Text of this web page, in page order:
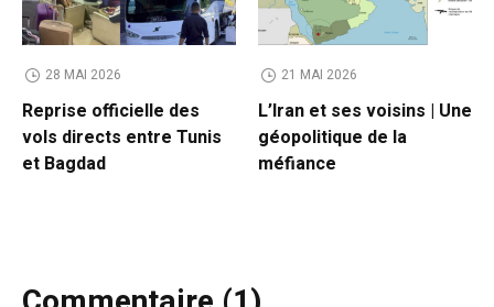
28 MAI 2026
Reprise officielle des
vols directs entre Tunis
et Bagdad
21 MAI 2026
L’Iran et ses voisins | Une
géopolitique de la
méfiance